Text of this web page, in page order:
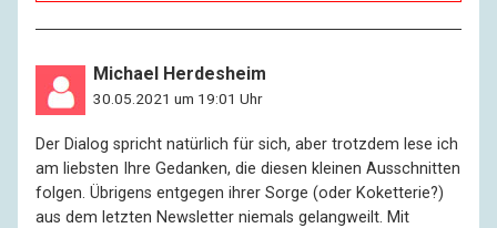
Friedhofsgemüse um mich rum ja nicht.
gut getroffen.
Kann man sagen. Und das beeinflusst die inneren
Michael Herdesheim
30.05.2021 um 19:01 Uhr
Der Dialog spricht natürlich für sich, aber trotzdem lese ich
am liebsten Ihre Gedanken, die diesen kleinen Ausschnitten
folgen. Übrigens entgegen ihrer Sorge (oder Koketterie?)
aus dem letzten Newsletter niemals gelangweilt. Mit